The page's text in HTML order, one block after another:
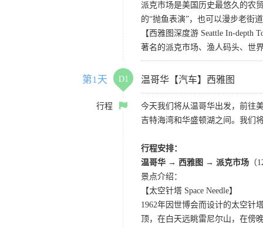
派克市场是美国历史最悠久的农
的“抛鱼表演”，也可以漫步老街
【西雅图深度游 Seattle In-depth
著名的派克市场、渔人码头、世
第1天 D1 温哥华【汽车】西雅图
行程
今天我们将从温哥华出发，前往
吉特海湾和华盛顿湖之间。我们
行程安排：
温哥华 → 西雅图 → 派克市场 （
景点介绍：
【太空针塔 Space Needle】
1962年因世博会而设计的太空针
顶，在白天远眺雷尼尔山，在傍